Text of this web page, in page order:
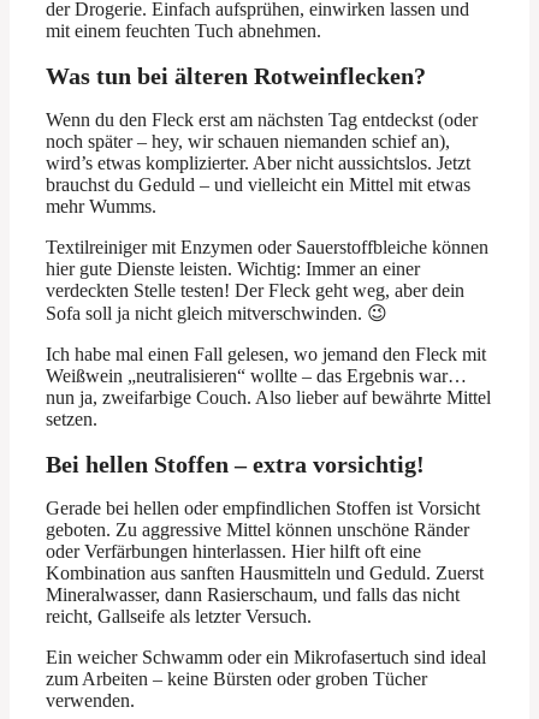
der Drogerie. Einfach aufsprühen, einwirken lassen und
mit einem feuchten Tuch abnehmen.
Was tun bei älteren Rotweinflecken?
Wenn du den Fleck erst am nächsten Tag entdeckst (oder
noch später – hey, wir schauen niemanden schief an),
wird’s etwas komplizierter. Aber nicht aussichtslos. Jetzt
brauchst du Geduld – und vielleicht ein Mittel mit etwas
mehr Wumms.
Textilreiniger mit Enzymen oder Sauerstoffbleiche können
hier gute Dienste leisten. Wichtig: Immer an einer
verdeckten Stelle testen! Der Fleck geht weg, aber dein
Sofa soll ja nicht gleich mitverschwinden. 😉
Ich habe mal einen Fall gelesen, wo jemand den Fleck mit
Weißwein „neutralisieren“ wollte – das Ergebnis war…
nun ja, zweifarbige Couch. Also lieber auf bewährte Mittel
setzen.
Bei hellen Stoffen – extra vorsichtig!
Gerade bei hellen oder empfindlichen Stoffen ist Vorsicht
geboten. Zu aggressive Mittel können unschöne Ränder
oder Verfärbungen hinterlassen. Hier hilft oft eine
Kombination aus sanften Hausmitteln und Geduld. Zuerst
Mineralwasser, dann Rasierschaum, und falls das nicht
reicht, Gallseife als letzter Versuch.
Ein weicher Schwamm oder ein Mikrofasertuch sind ideal
zum Arbeiten – keine Bürsten oder groben Tücher
verwenden.